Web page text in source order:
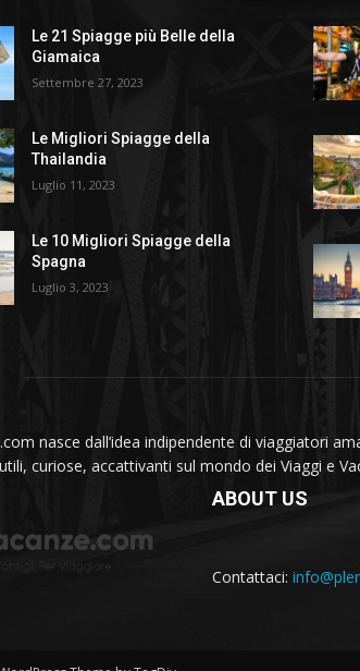
Le 21 Spiagge più Belle della
Giamaica
Settembre 27, 2023
Le Migliori Spiagge della
Thailandia
Luglio 11, 2023
Le 10 Migliori Spiagge della
Spagna
Luglio 3, 2023
nasce dall’idea indipendente di viaggiatori
curiose, accattivanti sul mondo dei Viaggi e
ABOUT US
Contattaci: